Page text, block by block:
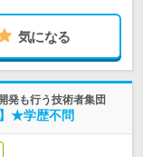
気になる
発も行う技術者集団
★学歴不問